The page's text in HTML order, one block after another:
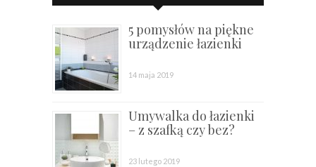
5 pomysłów na piękne
urządzenie łazienki
14 maja 2019
Umywalka do łazienki
– z szafką czy bez?
23 lutego 2019